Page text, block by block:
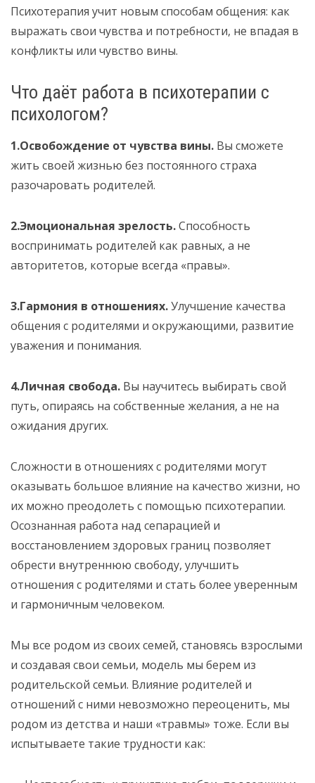
Психотерапия учит новым способам общения: как
выражать свои чувства и потребности, не впадая в
конфликты или чувство вины.
Что даёт работа в психотерапии с
психологом?
1.Освобождение от чувства вины. Вы сможете
жить своей жизнью без постоянного страха
разочаровать родителей.
2.Эмоциональная зрелость.Способность
воспринимать родителей как равных, а не
авторитетов, которые всегда «правы».
3.Гармония в отношениях.Улучшение качества
общения с родителями и окружающими, развитие
уважения и понимания.
4.Личная свобода. Вы научитесь выбирать свой
путь, опираясь на собственные желания, а не на
ожидания других.
Сложности в отношениях с родителями могут
оказывать большое влияние на качество жизни, но
их можно преодолеть с помощью психотерапии.
Осознанная работа над сепарацией и
восстановлением здоровых границ позволяет
обрести внутреннюю свободу, улучшить
отношения с родителями и стать более уверенным
и гармоничным человеком.
Мы все родом из своих семей, становясь взрослыми
и создавая свои семьи, модель мы берем из
родительской семьи. Влияние родителей и
отношений с ними невозможно переоценить, мы
родом из детства и наши «травмы» тоже. Если вы
испытываете такие трудности как: